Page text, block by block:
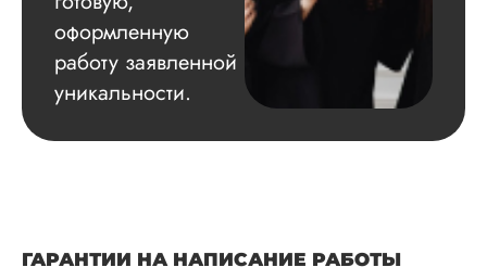
оформленную
работу заявленной
уникальности.
ГАРАНТИИ НА НАПИСАНИЕ РАБОТЫ